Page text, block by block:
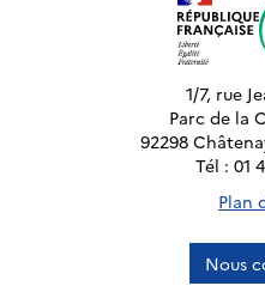
1/7, rue
Parc de la
92298
Tél : 01
Plan
Nous